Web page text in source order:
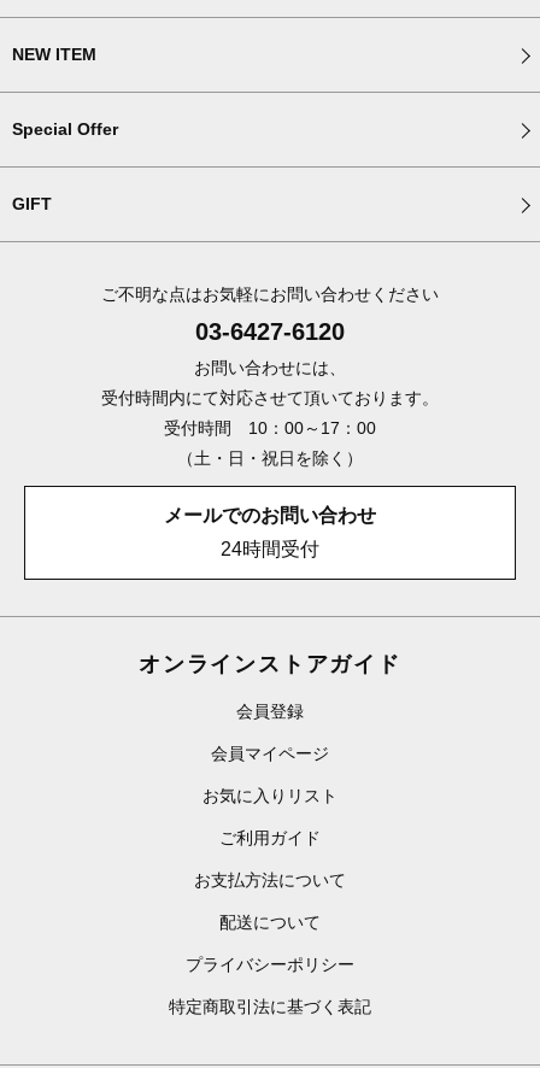
NEW ITEM
Special Offer
GIFT
ご不明な点はお気軽にお問い合わせください
03-6427-6120
お問い合わせには、
受付時間内にて対応させて頂いております。
受付時間 10：00～17：00
（土・日・祝日を除く）
メールでのお問い合わせ
24時間受付
オンラインストアガイド
会員登録
会員マイページ
お気に入りリスト
ご利用ガイド
お支払方法について
配送について
プライバシーポリシー
特定商取引法に基づく表記